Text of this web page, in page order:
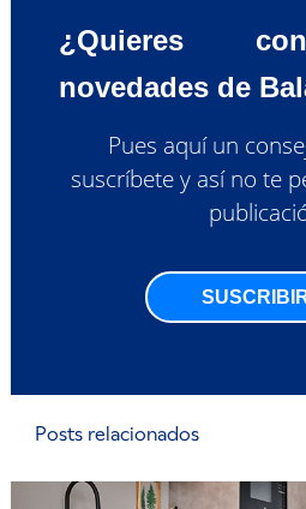
¿Quieres
novedades de
Pues aquí un
suscríbete y así no te
Posts relacionados